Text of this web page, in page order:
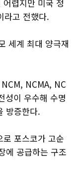
렵지만 미국 정
라고 전했다.
세계 최대 양극재
NCMA, NC
성이 우수해 수명
방증한다.
포스코가 고순
에 공급하는 구조